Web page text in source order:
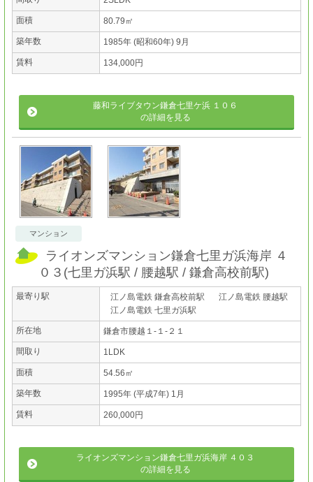
面積 80.79㎡
築年数 1985年 (昭和60年) 9月
賃料 134,000円
藤和ライブタウン鎌倉七里ケ浜 １０６
の詳細を見る
マンション
ライオンズマンション鎌倉七里ガ浜海岸 ４
０３ (七里ガ浜駅 腰越駅 鎌倉高校前駅)
最寄り駅 江ノ島電鉄 鎌倉高校前駅
江ノ島電鉄 腰越駅
江ノ島電鉄 七里ガ浜駅
所在地 鎌倉市腰越１-１-２１
間取り 1LDK
面積 54.56㎡
築年数 1995年 (平成7年) 1月
賃料 260,000円
ライオンズマンション鎌倉七里ガ浜海岸 ４０３
の詳細を見る